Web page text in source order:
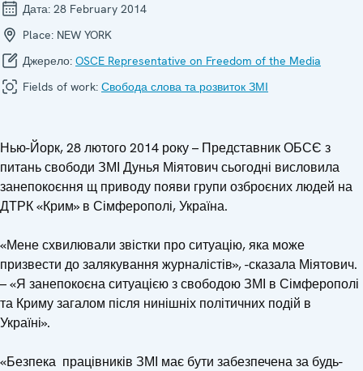
Дата: 28 February 2014
Place: NEW YORK
Джерело: OSCE Representative on Freedom of the Media
Fields of work: Свобода слова та розвиток ЗМІ
Нью-Йорк, 28 лютого 2014 року – Представник ОБСЄ з
питань свободи ЗМІ Дунья Міятович сьогодні висловила
занепокоєння щ приводу появи групи озброєних людей на
ДТРК «Крим» в Сімферополі, Україна.
«Мене схвилювали звістки про ситуацію, яка може
призвести до залякування журналістів», -сказала Міятович.
– «Я занепокоєна ситуацією з свободою ЗМІ в Сімферополі
та Криму загалом після нинішніх політичних подій в
Україні».
«Безпека працівників ЗМІ має бути забезпечена за будь-